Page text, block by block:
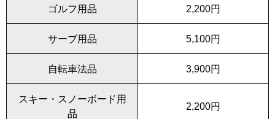
ゴルフ用品 2,200円
サーブ用品 5,100円
自転車法品 3,900円
スキー・スノーボード用
品
2,200円